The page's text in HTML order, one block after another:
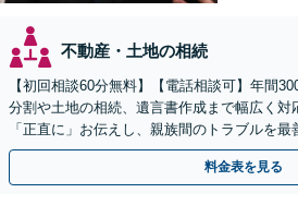
不動産・土地の相続
【初回相談60分無料】【電話相談可】年間
分割や土地の相続、遺言書作成まで幅広く対
「正直に」お伝えし、親族間のトラブルを
テラス利用可】
料金表を見る